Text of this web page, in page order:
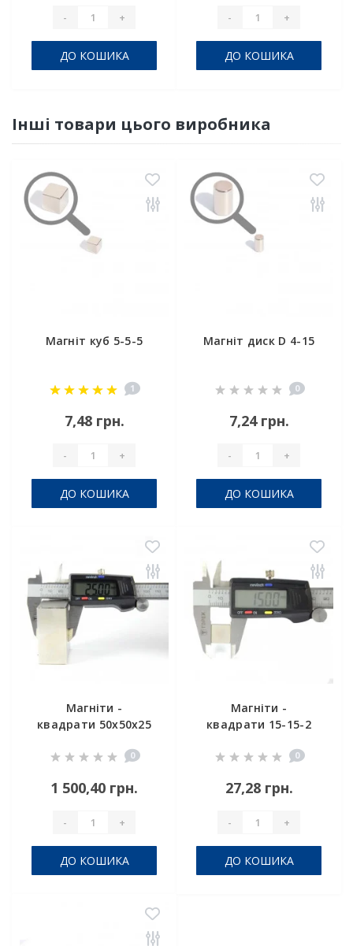
- +
ДО КОШИКА
- +
ДО КОШИКА
Інші товари цього виробника
Магніт куб 5-5-5
1
7,48 грн.
- +
ДО КОШИКА
Магніт диск D 4-15
0
7,24 грн.
- +
ДО КОШИКА
Магніти -
квадрати 50х50х25
0
1 500,40 грн.
- +
ДО КОШИКА
Магніти -
квадрати 15-15-2
0
27,28 грн.
- +
ДО КОШИКА